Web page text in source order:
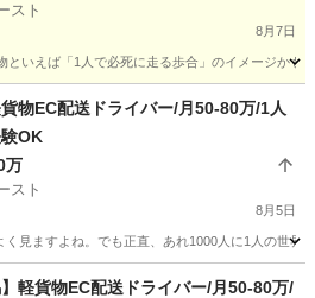
スト
8月7日
といえば「1人で必死に走る歩合」のイメージか
ドライバー 貨物
貨物EC配送ドライバー/月50-80万/1人
OK
万
スト
8月5日
く見ますよね。でも正直、あれ1000人に1人の世
イバー 80万
】軽貨物EC配送ドライバー/月50-80万/